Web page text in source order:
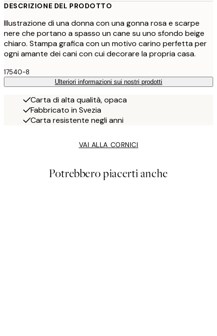
DESCRIZIONE DEL PRODOTTO
Illustrazione di una donna con una gonna rosa e scarpe
nere che portano a spasso un cane su uno sfondo beige
chiaro. Stampa grafica con un motivo carino perfetta per
ogni amante dei cani con cui decorare la propria casa.
17540-8
Ulteriori informazioni sui nostri prodotti
Carta di alta qualità, opaca
Fabbricato in Svezia
Carta resistente negli anni
VAI ALLA CORNICI
Potrebbero piacerti anche